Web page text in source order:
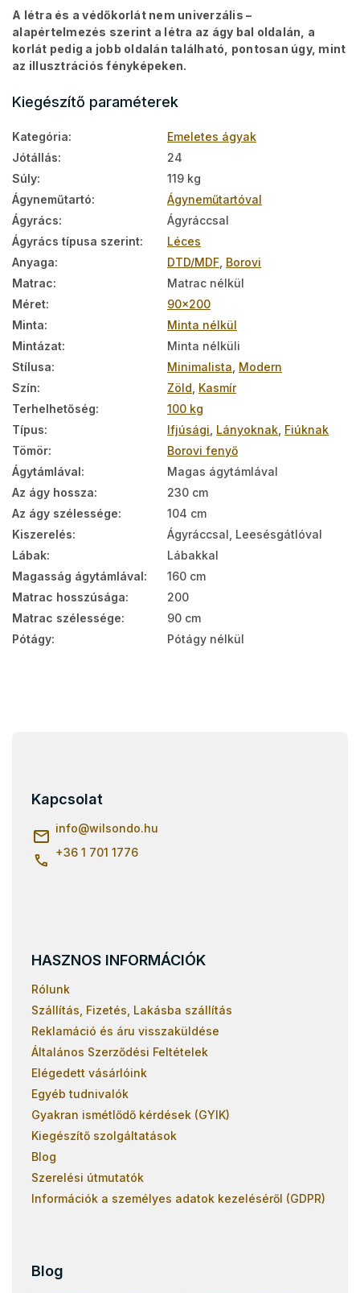
A létra és a védőkorlát nem univerzális –
alapértelmezés szerint a létra az ágy bal oldalán, a
korlát pedig a jobb oldalán található, pontosan úgy, mint
az illusztrációs fényképeken.
Kiegészítő paraméterek
Kategória:
Emeletes ágyak
Jótállás:
24
Súly:
119 kg
Ágyneműtartó:
Ágyneműtartóval
Ágyrács:
Ágyráccsal
Ágyrács típusa szerint:
Léces
Anyaga: DTD/MDF Borovi
Matrac:
Matrac nélkül
Méret:
90x200
Minta:
Minta nélkül
Mintázat:
Minta nélküli
Stílusa: Minimalista Modern
Szín: Zöld Kasmír
Terhelhetőség:
100 kg
Típus: Ifjúsági Lányoknak Fiúknak
Tömör:
Borovi fenyő
Ágytámlával:
Magas ágytámlával
Az ágy hossza:
230 cm
Az ágy szélessége:
104 cm
Kiszerelés:
Ágyráccsal, Leesésgátlóval
Lábak:
Lábakkal
Magasság ágytámlával:
160 cm
Matrac hosszúsága:
200
Matrac szélessége:
90 cm
Pótágy: Pótágy nélkül
Kapcsolat
info@wilsondo.hu
+36 1 701 1776
HASZNOS INFORMÁCIÓK
Rólunk
Szállítás, Fizetés, Lakásba szállítás
Reklamáció és áru visszaküldése
Általános Szerződési Feltételek
Elégedett vásárlóink
Egyéb tudnivalók
Gyakran ismétlődő kérdések (GYIK)
Kiegészítő szolgáltatások
Blog
Szerelési útmutatók
Információk a személyes adatok kezeléséről (GDPR)
Blog